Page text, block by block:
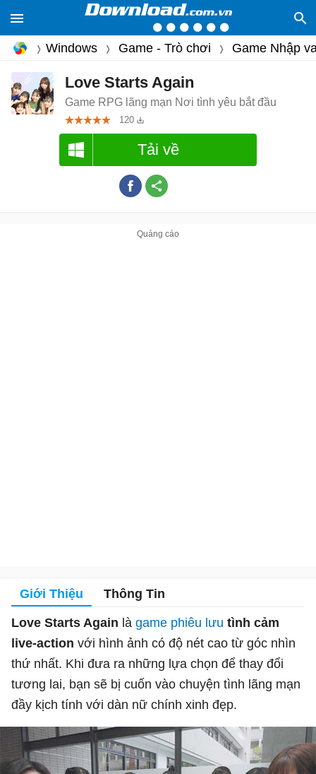
Windows Game - Trò chơi Game Nhập
Love Starts Again
Game RPG lãng mạn Nơi tình yêu bắt đầu
120
Tải về
Giới Thiệu Thông Tin
Love Starts Again là game phiêu lưu tình cảm
live-action với hình ảnh có độ nét cao từ góc nhìn
thứ nhất. Khi đưa ra những lựa chọn để thay đổi
tương lai, bạn sẽ bị cuốn vào chuyện tình lãng mạn
đầy kịch tính với dàn nữ chính xinh đẹp.